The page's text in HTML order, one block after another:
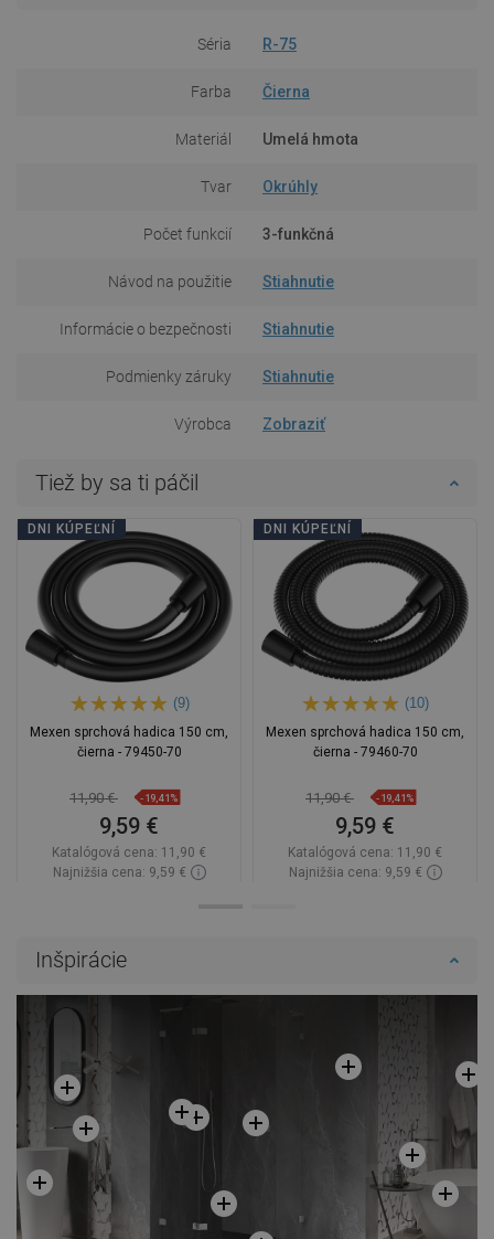
Séria R-75
Farba Čierna
Materiál Umelá hmota
Tvar Okrúhly
Počet funkcií 3-funkčná
Návod na použitie Stiahnutie
Informácie o bezpečnosti Stiahnutie
Podmienky záruky Stiahnutie
Výrobca Zobraziť
Tiež by sa ti páčil
DNI KÚPEĽNÍ
(9)
Mexen sprchová hadica 150 cm,
čierna - 79450-70
11,90 € -19,41%
9,59 €
Katalógová cena: 11,90 €
Najnižšia cena: 9,59 €
DNI KÚPEĽNÍ
(10)
Mexen sprchová hadica 150 cm,
čierna - 79460-70
11,90 € -19,41%
9,59 €
Katalógová cena: 11,90 €
Najnižšia cena: 9,59 €
Inšpirácie